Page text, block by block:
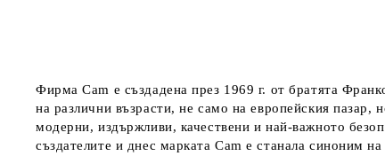
Фирма Cam е създадена през 1969 г. от братята
на различни възрасти, не само на европейския
модерни, издържливи, качествени и най-важното
създателите и днес марката Cam е станала синоним